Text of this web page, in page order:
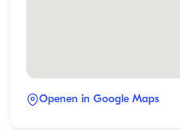
Openen in Google Maps